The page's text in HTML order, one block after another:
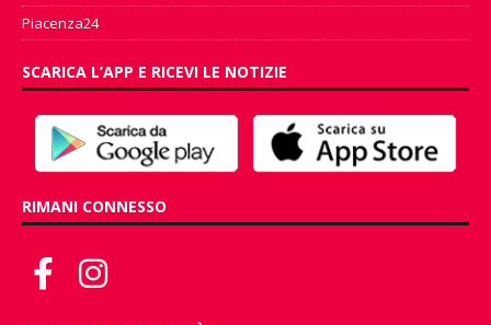
Piacenza24
SCARICA L’APP E RICEVI LE NOTIZIE
RIMANI CONNESSO